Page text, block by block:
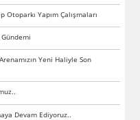
Otoparkı Yapım Çalışmaları
Gündemi
Yeni Haliyle Son
Devam Ediyoruz..